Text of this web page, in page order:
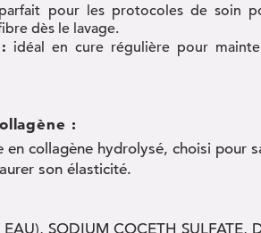
parfait pour les protocoles de soin
dès le lavage.
idéal en cure régulière pour
:
en collagène hydrolysé, choisi pour
son élasticité.
SODIUM COCETH SULFATE,